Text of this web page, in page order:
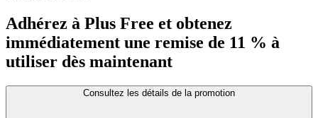
Adhérez à Plus Free et obtenez
immédiatement une remise de 11 % à
utiliser dès maintenant
Consultez les détails de la promotion